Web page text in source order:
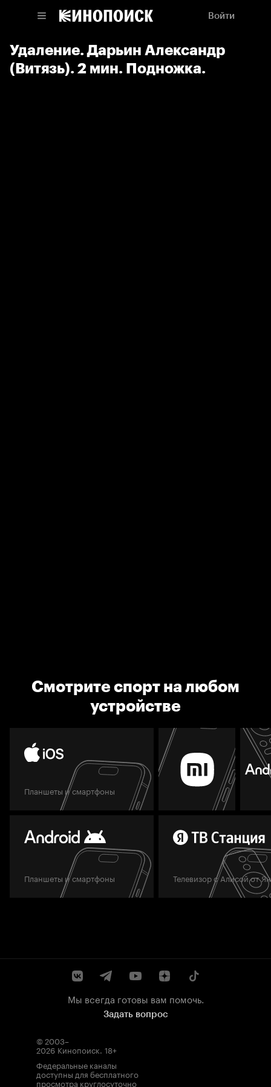
Войти
Удаление. Дарьин Александр
(Витязь). 2 мин. Подножка.
Смотрите спорт на любом
устройстве
Планшеты и смартфоны
Планшеты и смартфоны Телевизор с Алисой от
Мы всегда готовы вам помочь.
Задать вопрос
© 2003–
2026 Кинопоиск. 18+
Федеральные каналы
доступны для бесплатного
просмотра круглосуточно